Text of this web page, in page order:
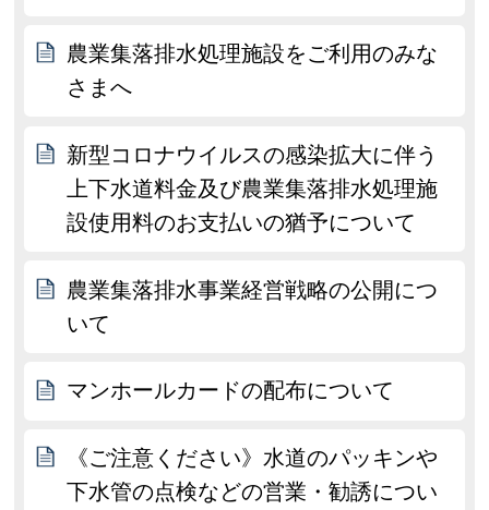
農業集落排水処理施設をご利用のみな
さまへ
新型コロナウイルスの感染拡大に伴う
上下水道料金及び農業集落排水処理施
設使用料のお支払いの猶予について
農業集落排水事業経営戦略の公開につ
いて
マンホールカードの配布について
《ご注意ください》水道のパッキンや
下水管の点検などの営業・勧誘につい